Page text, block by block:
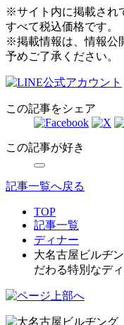
※サイト内に掲載され
すべて税込価格です。
※掲載情報は、情報公
予めご了承ください。
この記事をシェア
この記事が好き
記事一覧へ戻る
TOP
記事一覧
ディナー
大名古屋ビルヂ
だわる特別なデ